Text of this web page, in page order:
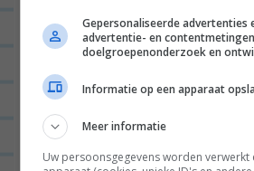
Geen
in je buik
BEANTWOORDEN
ANONIEM 13/11/2013
Gepersonaliseerde advertenties
advertentie- en
doelgroepenonderzoek en
Informatie op een apparaat
Meer informatie
Uw persoonsgegevens worden verwerkt